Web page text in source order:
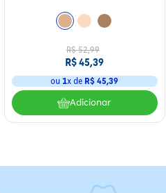
R$ 52,99
R$45,39
ou1x de R$ 45,39
Adicionar